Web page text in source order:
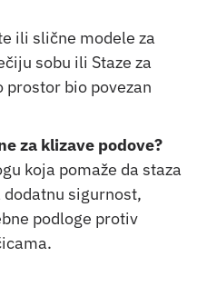
ili slične modele za
sobu ili Staze za
prostor bio povezan
za klizave podove?
koja pomaže da staza
sigurnost,
podloge protiv